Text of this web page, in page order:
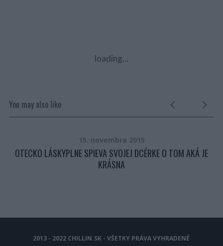
loading...
You may also like
15. novembra 2015
OTECKO LÁSKYPLNE SPIEVA SVOJEJ DCÉRKE O TOM AKÁ JE
KRÁSNA
2013 - 2022 CHILLIN.SK - VŠETKY PRÁVA VYHRADENÉ